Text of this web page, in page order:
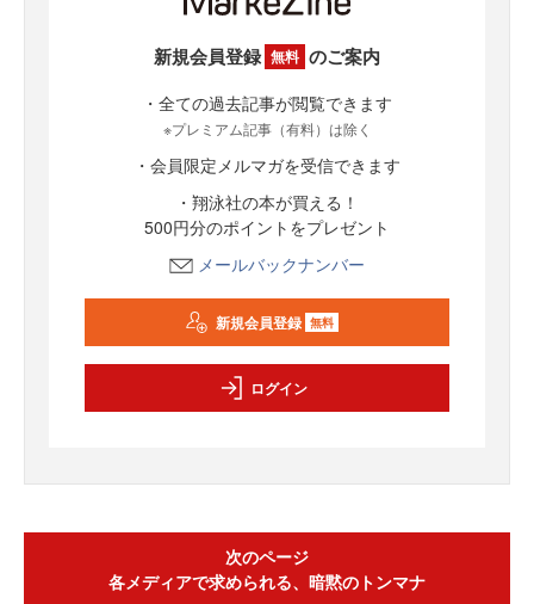
新規会員登録 無料 のご案内
・全ての過去記事が閲覧できます
※プレミアム記事（有料）は除く
・会員限定メルマガを受信できます
・翔泳社の本が買える！
500円分のポイントをプレゼント
メールバックナンバー
新規会員登録 無料
ログイン
次のページ
各メディアで求められる、暗黙のトンマナ